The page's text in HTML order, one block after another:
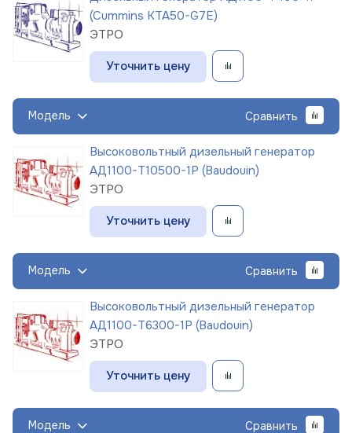
(Cummins KTA50-G7E)
ЭТРО
Уточнить цену
Модель Сравнить
Высоковольтный дизельный генератор
АД1100-Т10500-1Р (Baudouin)
ЭТРО
Уточнить цену
Модель Сравнить
Высоковольтный дизельный генератор
АД1100-Т6300-1Р (Baudouin)
ЭТРО
Уточнить цену
Модель Сравнить